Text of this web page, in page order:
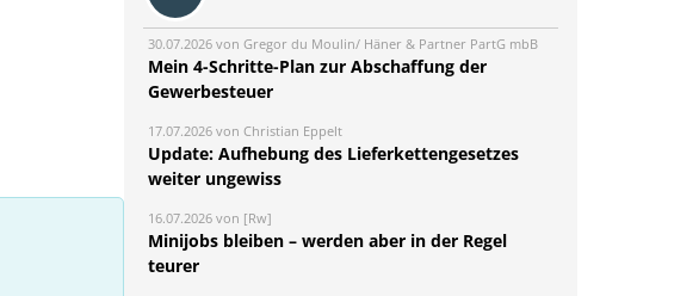
30.07.2026 von Gregor du Moulin/ Häner & Partner PartG mbB
Mein 4-Schritte-Plan zur Abschaffung der
Gewerbesteuer
17.07.2026 von Christian Eppelt
Update: Aufhebung des Lieferkettengesetzes
weiter ungewiss
16.07.2026 von [Rw]
Minijobs bleiben – werden aber in der Regel
teurer